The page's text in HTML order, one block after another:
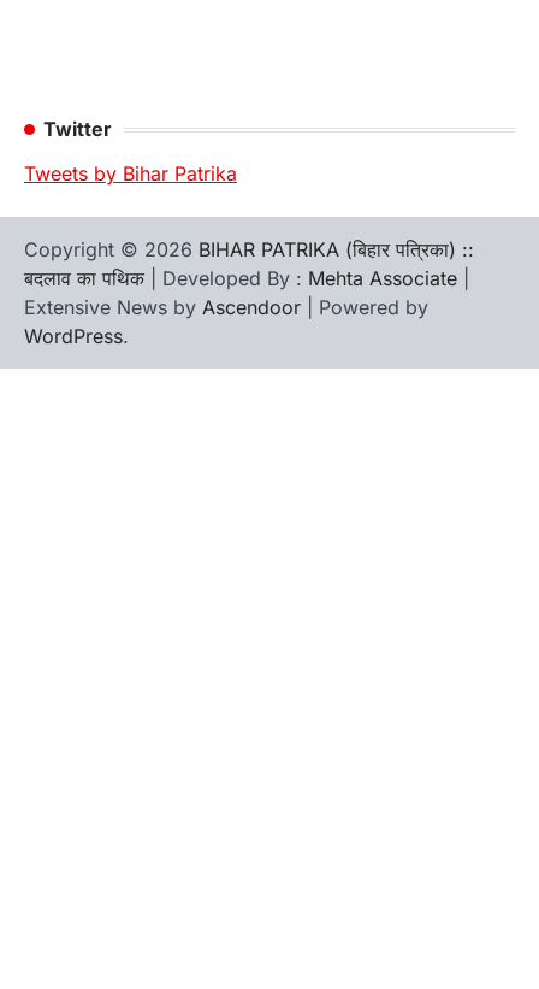
Twitter
Tweets by Bihar Patrika
Copyright © 2026 BIHAR PATRIKA (बिहार पत्रिका) ::
बदलाव का पथिक | Developed By : Mehta Associate
Extensive News by Ascendoor | Powered by
WordPress.